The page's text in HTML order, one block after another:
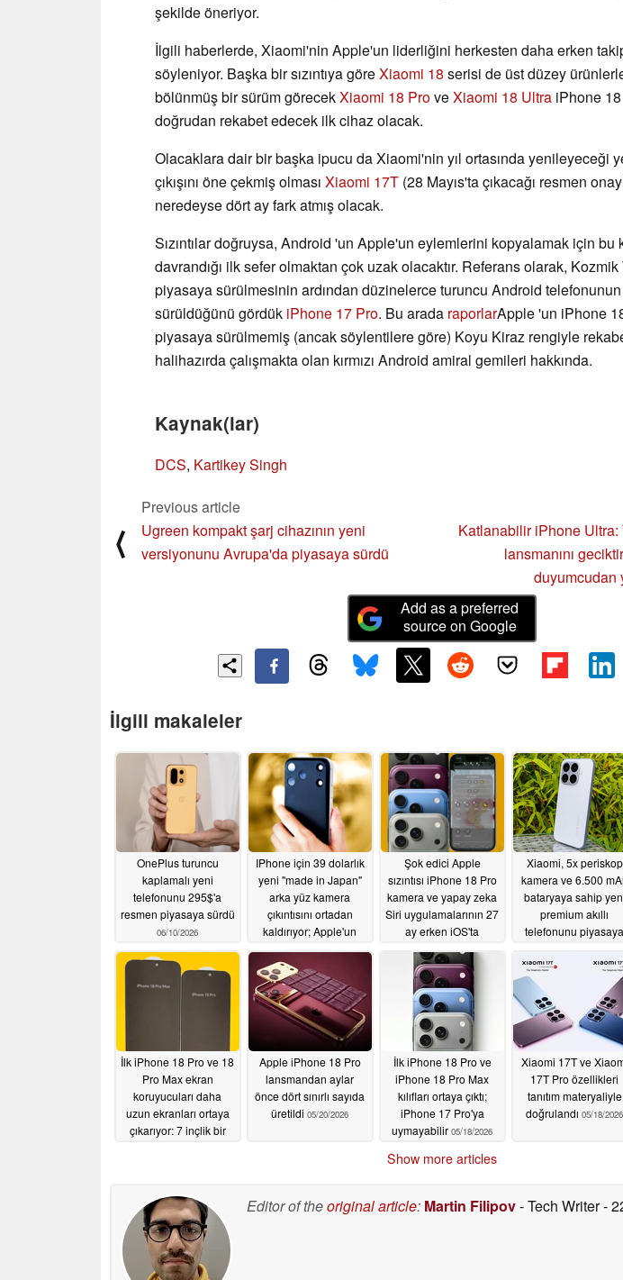
şekilde öneriyor.
İlgili haberlerde, Xiaomi'nin Apple'un liderliğini herkesten daha erken
söyleniyor. Başka bir sızıntıya göreXiaomi 18 serisi de üst düzey
bölünmüş bir sürüm görecekXiaomi 18 ProveXiaomi 18 Ultra iPhone
doğrudan rekabet edecek ilk cihaz olacak.
Olacaklara dair bir başka ipucu da Xiaomi'nin yıl ortasında yenileyeceği
çıkışını öne çekmiş olması Xiaomi 17T (28 Mayıs'ta çıkacağı resmen
neredeyse dört ay fark atmış olacak.
Sızıntılar doğruysa, Android 'un Apple'un eylemlerini kopyalamak için bu
davrandığı ilk sefer olmaktan çok uzak olacaktır. Referans olarak,
piyasaya sürülmesinin ardından düzinelerce turuncu Android
sürüldüğünü gördük iPhone 17 Pro. Bu arada raporlarApple 'un iPhone
piyasaya sürülmemiş (ancak söylentilere göre) Koyu Kiraz rengiyle
halihazırda çalışmakta olan kırmızı Android amiral gemileri hakkında.
Kaynak(lar)
DCS, Kartikey Singh
⟨
Previous article
Ugreen kompakt şarj cihazının yeni
versiyonunu Avrupa'da piyasaya sürdü
Katlanabilir iPhone
lansmanını
duyumcudan
Add as a preferred
source on Google
İlgili makaleler
OnePlus turuncu
kaplamalı yeni
telefonunu 295$'a
resmen piyasaya sürdü
06/10/2026
IPhone için 39 dolarlık
yeni "made in Japan"
arka yüz kamera
çıkıntısını ortadan
kaldırıyor; Apple'un
değiştiriyor
Şok edici Apple
sızıntısı iPhone 18 Pro
kamera ve yapay zeka
Siri uygulamalarının 27
ay erken iOS'ta
koyuyor05/28/2026
Xiaomi, 5x periskop
kamera ve 6.500
bataryaya sahip
premium akıllı
telefonunu piyasaya
İlk iPhone 18 Pro ve 18
Pro Max ekran
koruyucuları daha
uzun ekranları ortaya
çıkarıyor: 7 inçlik bir
Apple iPhone 18 Pro
lansmandan aylar
önce dört sınırlı sayıda
üretildi 05/20/2026
İlk iPhone 18 Pro ve
iPhone 18 Pro Max
kılıfları ortaya çıktı;
iPhone 17 Pro'ya
uymayabilir 05/18/2026
Xiaomi 17T ve
17T Pro özellikleri
tanıtım materyaliyle
doğrulandı 05/18/2026
Show more articles
Editor of theoriginal article: Martin Filipov- Tech Writer-